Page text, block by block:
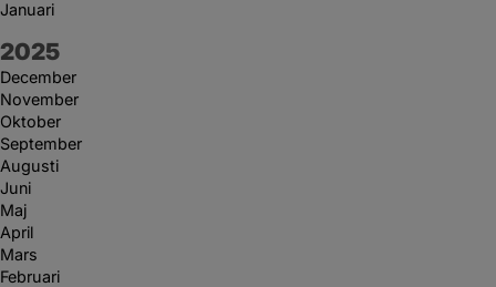
Januari
År:
2025
December
November
Oktober
September
Augusti
Juni
Maj
April
Mars
Februari